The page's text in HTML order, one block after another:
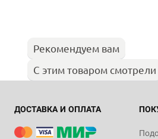
Рекомендуем вам
С этим товаром смотрели
ДОСТАВКА И ОПЛАТА